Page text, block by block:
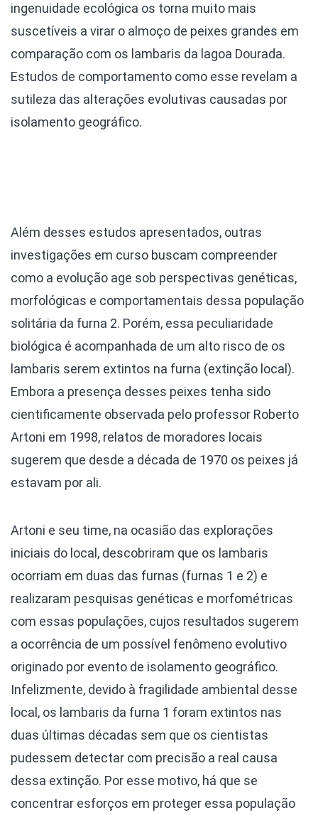
ingenuidade ecológica os torna muito mais
suscetíveis a virar o almoço de peixes grandes em
comparação com os lambaris da lagoa Dourada.
Estudos de comportamento como esse revelam a
sutileza das alterações evolutivas causadas por
isolamento geográfico.
Além desses estudos apresentados, outras
investigações em curso buscam compreender
como a evolução age sob perspectivas genéticas,
morfológicas e comportamentais dessa população
solitária da furna 2. Porém, essa peculiaridade
biológica é acompanhada de um alto risco de os
lambaris serem extintos na furna (extinção local).
Embora a presença desses peixes tenha sido
cientificamente observada pelo professor Roberto
Artoni em 1998, relatos de moradores locais
sugerem que desde a década de 1970 os peixes já
estavam por ali.
Artoni e seu time, na ocasião das explorações
iniciais do local, descobriram que os lambaris
ocorriam em duas das furnas (furnas 1 e 2) e
realizaram pesquisas genéticas e morfométricas
com essas populações, cujos resultados sugerem
a ocorrência de um possível fenômeno evolutivo
originado por evento de isolamento geográfico.
Infelizmente, devido à fragilidade ambiental desse
local, os lambaris da furna 1 foram extintos nas
duas últimas décadas sem que os cientistas
pudessem detectar com precisão a real causa
dessa extinção. Por esse motivo, há que se
concentrar esforços em proteger essa população